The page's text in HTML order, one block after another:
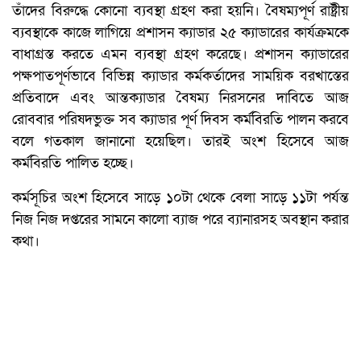
তাঁদের বিরুদ্ধে কোনো ব্যবস্থা গ্রহণ করা হয়নি। বৈষম্যপূর্ণ রাষ্ট্রীয়
ব্যবস্থাকে কাজে লাগিয়ে প্রশাসন ক্যাডার ২৫ ক্যাডারের কার্যক্রমকে
বাধাগ্রস্ত করতে এমন ব্যবস্থা গ্রহণ করেছে। প্রশাসন ক্যাডারের
পক্ষপাতপূর্ণভাবে বিভিন্ন ক্যাডার কর্মকর্তাদের সাময়িক বরখাস্তের
প্রতিবাদে এবং আন্তক্যাডার বৈষম্য নিরসনের দাবিতে আজ
রোববার পরিষদভুক্ত সব ক্যাডার পূর্ণ দিবস কর্মবিরতি পালন করবে
বলে গতকাল জানানো হয়েছিল। তারই অংশ হিসেবে আজ
কর্মবিরতি পালিত হচ্ছে।
কর্মসূচির অংশ হিসেবে সাড়ে ১০টা থেকে বেলা সাড়ে ১১টা পর্যন্ত
নিজ নিজ দপ্তরের সামনে কালো ব্যাজ পরে ব্যানারসহ অবস্থান করার
কথা।